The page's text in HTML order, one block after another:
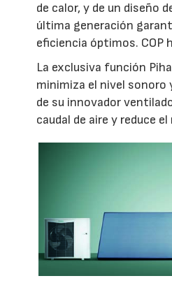
de calor, y de un diseño
última generación
eficiencia óptimos. COP
La exclusiva función
minimiza el nivel sonoro
de su innovador
caudal de aire y reduce el